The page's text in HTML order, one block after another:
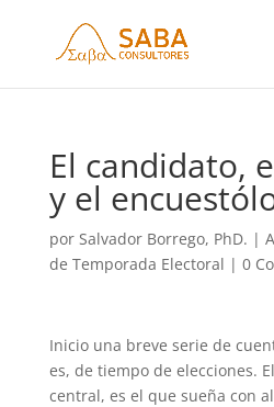
El candidato,
y el
por Salvador Borrego, PhD. |
de Temporada Electoral | 0
Inicio una breve serie de
es, de tiempo de elecciones.
central, es el que sueña con